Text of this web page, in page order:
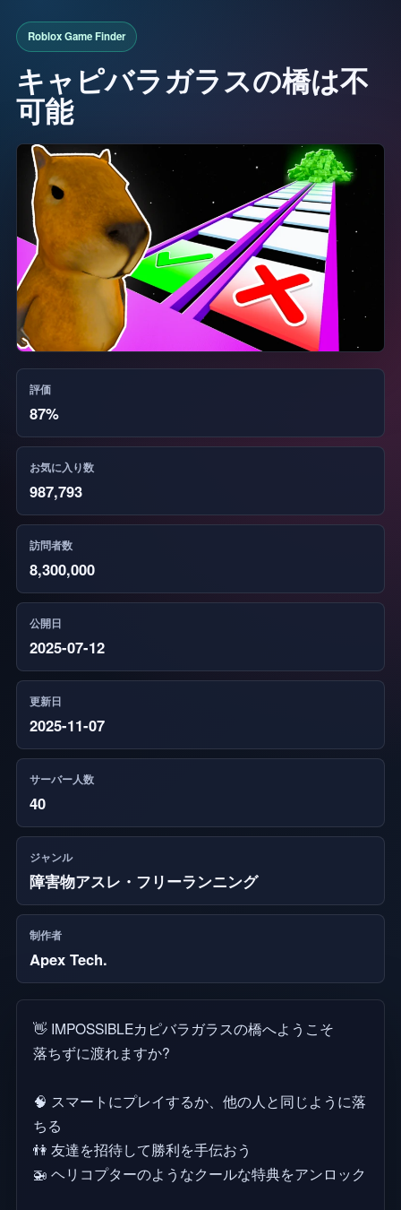
キャピバラガラスの橋は不
可能
評価
87%
お気に入り数
987,793
訪問者数
8,300,000
公開日
2025-07-12
更新日
2025-11-07
サーバー人数
40
ジャンル
障害物アスレ・フリーランニング
制作者
Apex Tech.
👋 IMPOSSIBLEカピバラガラスの橋へようこそ
落ちずに渡れますか?
🧠 スマートにプレイするか、他の人と同じように落
ちる
👫 友達を招待して勝利を手伝おう
🚁 ヘリコプターのようなクールな特典をアンロック